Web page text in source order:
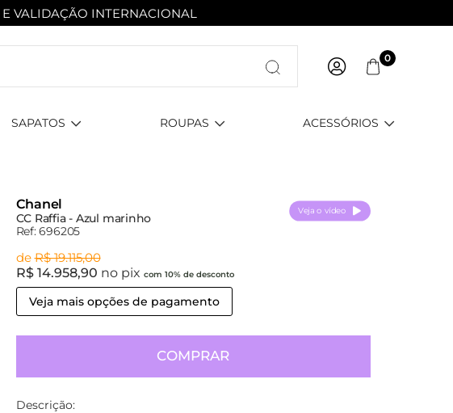
Entre com email ou cpf/cnpj
E VALIDAÇÃO INTERNACIONAL
0
SAPATOS ROUPAS ACESSÓRIOS
Chanel
CC Raffia - Azul marinho
Ref: 696205
Veja o vídeo
deR$ 19.115,00
R$ 14.958,90 no pix com 10% de desconto
Veja mais opções de pagamento
COMPRAR
Descrição: